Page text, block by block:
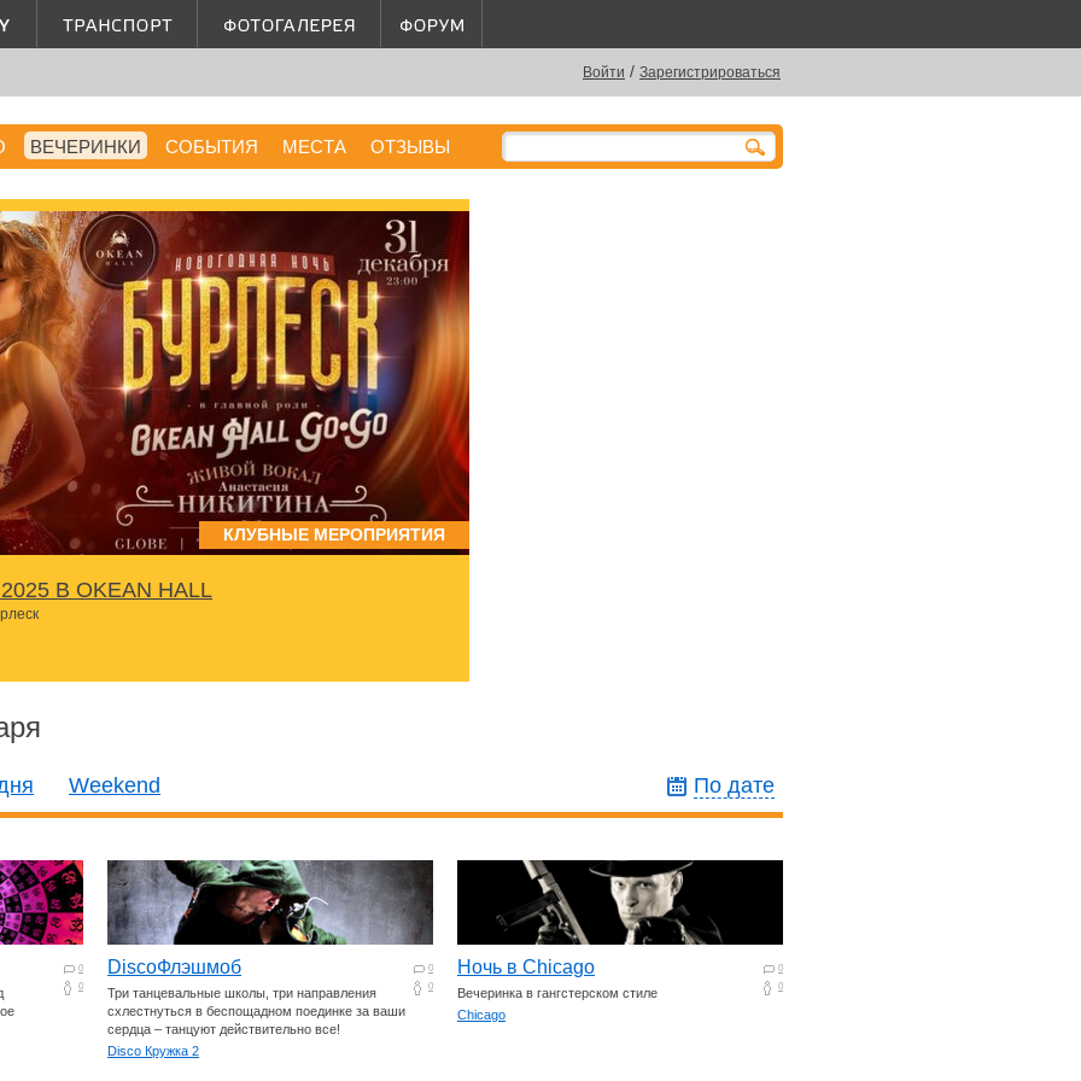
Войти / Зарегистрироваться
ВЕЧЕРИНКИ СОБЫТИЯ МЕСТА ОТЗЫВЫ
КЛУБНЫЕ МЕРОПРИЯТИЯ
В OKEАN HALL
Weekend По дате
0
0
0
0
DiscoФлэшмоб
Три танцевальные школы, три направления
схлестнуться в беспощадном поединке за ваши
сердца – танцуют действительно все!
Disco Кружка 2
0
0
Ночь в Chicago
Вечеринка в гангстерском стиле
Chicago